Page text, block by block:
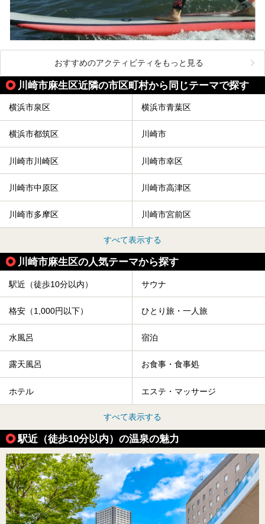
おすすめのアクティビティをもっと見る
川崎市麻生区近隣の市区町村から同じテーマで探す
横浜市泉区 横浜市青葉区
横浜市都筑区 川崎市
川崎市川崎区 川崎市幸区
川崎市中原区 川崎市高津区
川崎市多摩区 川崎市宮前区
すべて表示する
川崎市麻生区の人気テーマから探す
駅近（徒歩10分以内） サウナ
格安（1,000円以下） ひとり旅・一人旅
水風呂 宿泊
露天風呂 お食事・食事処
ホテル エステ・マッサージ
すべて表示する
駅近（徒歩10分以内）の温泉の魅力